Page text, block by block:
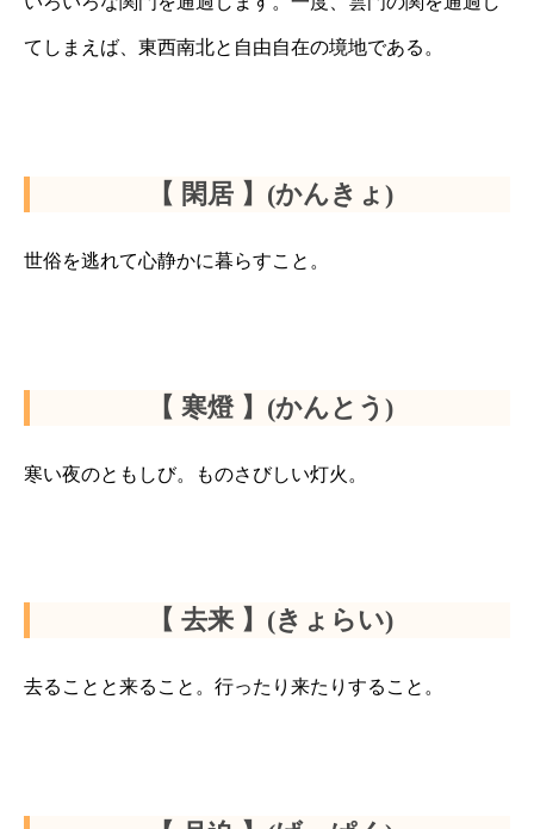
てしまえば、東西南北と自由自在の境地である。
【 閑居 】(かんきょ)
世俗を逃れて心静かに暮らすこと。
【 寒燈 】(かんとう)
寒い夜のともしび。ものさびしい灯火。
【 去来 】(きょらい)
去ることと来ること。行ったり来たりすること。